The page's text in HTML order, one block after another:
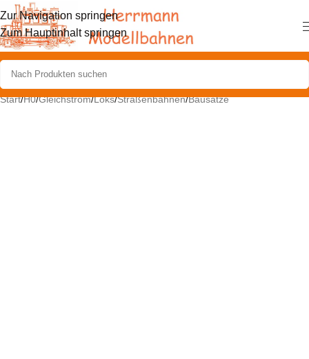
Zur Navigation springen
Zum Hauptinhalt springen
Start/H0/Gleichstrom/Loks/Straßenbahnen/Bausätze